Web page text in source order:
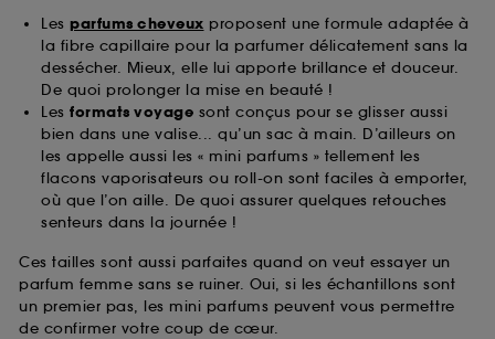
Les parfums cheveux proposent une formule adaptée à
la fibre capillaire pour la parfumer délicatement sans la
dessécher. Mieux, elle lui apporte brillance et douceur.
De quoi prolonger la mise en beauté !
Les formats voyage sont conçus pour se glisser aussi
bien dans une valise... qu’un sac à main. D’ailleurs on
les appelle aussi les « mini parfums » tellement les
flacons vaporisateurs ou roll-on sont faciles à emporter,
où que l’on aille. De quoi assurer quelques retouches
senteurs dans la journée !
Ces tailles sont aussi parfaites quand on veut essayer un
parfum femme sans se ruiner. Oui, si les échantillons sont
un premier pas, les mini parfums peuvent vous permettre
de confirmer votre coup de cœur.